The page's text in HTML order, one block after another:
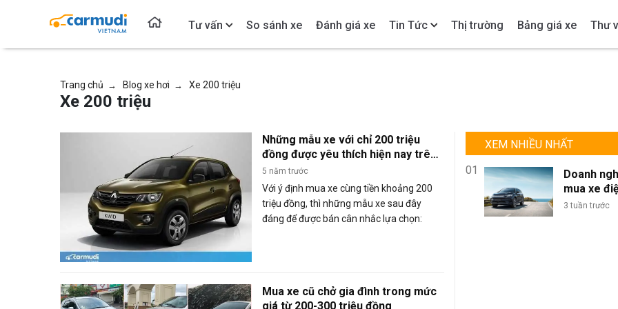
Tư vấn So sánh xe Đánh giá xe Tin Tức Thị trường Bảng giá xe Thư
Trang chủ → Blog xe hơi → Xe 200 triệu
Xe 200 triệu
Những mẫu xe với chỉ 200 triệu
đồng được yêu thích hiện nay trên
thị trường
5 năm trước
Với ý định mua xe cùng tiền khoảng 200
triệu đồng, thì những mẫu xe sau đây
đáng để được bán cân nhắc lựa chọn:
Mua xe cũ chở gia đình trong mức
giá từ 200-300 triệu đồng
XEM NHIỀU NHẤT
01
Doanh
mua xe
lượng lớn:
3 tuần trước